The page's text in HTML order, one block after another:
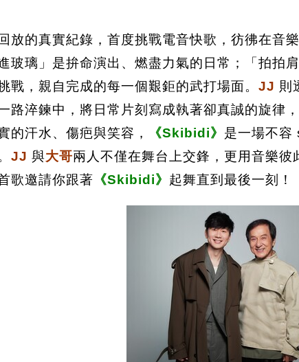
放的真實紀錄，首度挑戰電音快歌，彷彿在音
玻璃」是拚命演出、燃盡力氣的日常；「拍拍
戰，親自完成的每一個艱鉅的武打場面。 JJ 則
路淬鍊中，將日常片刻寫成執著卻真誠的旋律
的汗水、傷疤與笑容，
《Skibidi》 是一場不容
JJ 與大哥兩人不僅在舞台上交鋒，更用音樂
歌邀請你跟著 《Skibidi》 起舞直到最後一刻！